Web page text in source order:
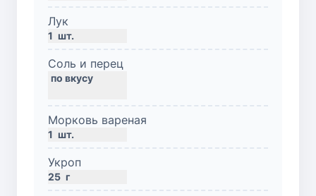
Лук
1 шт.
Соль и перец
Морковь вареная
1 шт.
Укроп
25 г